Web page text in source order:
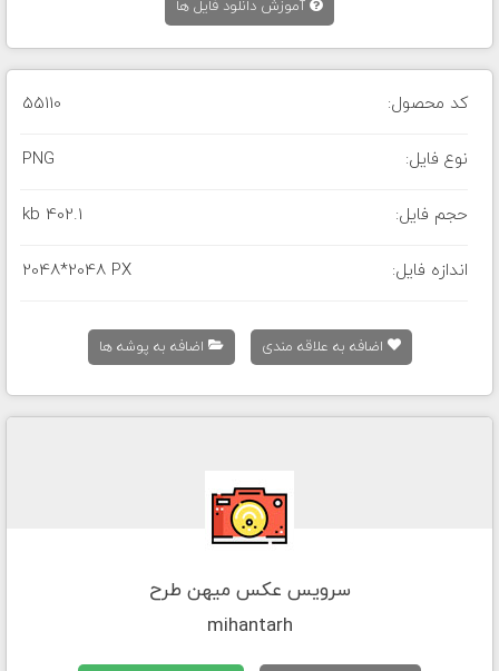
آموزش دانلود فایل ها
کد محصول: 55110
نوع فایل: PNG
حجم فایل: 402.1 kb
اندازه فایل: 2048*2048 PX
اضافه به علاقه مندی اضافه به پوشه ها
سرویس عکس میهن طرح
mihantarh